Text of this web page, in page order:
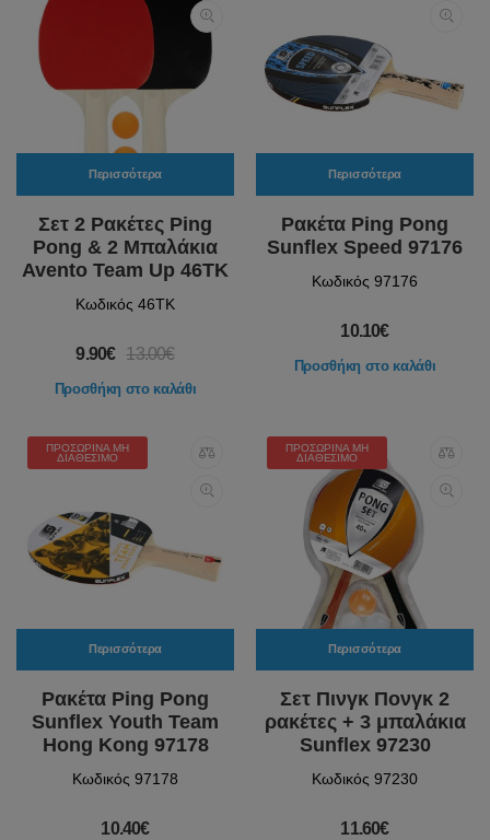
Περισσότερα
Σετ 2 Ρακέτες Ping
Pong & 2 Μπαλάκια
Avento Team Up 46TK
Κωδικός 46TK
9.90€ 13.00€
Προσθήκη στο καλάθι
Περισσότερα
Ρακέτα Ping Pong
Sunflex Speed 97176
Κωδικός 97176
10.10€
Προσθήκη στο καλάθι
ΠΡΟΣΩΡΙΝΆ ΜΗ
ΔΙΑΘΈΣΙΜΟ
Περισσότερα
Ρακέτα Ping Pong
Sunflex Youth Team
Hong Kong 97178
Κωδικός 97178
10.40€
ΠΡΟΣΩΡΙΝΆ ΜΗ
ΔΙΑΘΈΣΙΜΟ
Περισσότερα
Σετ Πινγκ Πονγκ 2
ρακέτες + 3 μπαλάκια
Sunflex 97230
Κωδικός 97230
11.60€